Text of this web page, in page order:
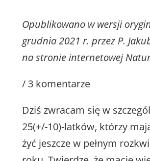
Opublikowano w wersji
grudnia 2021 r. przez P.
na stronie internetowej
/ 3 komentarze
Dziś zwracam się w
25(+/-10)-latków, którzy
żyć jeszcze w pełnym